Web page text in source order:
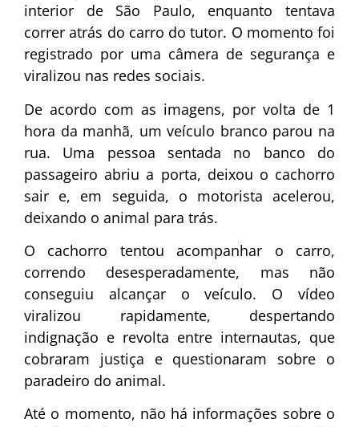
interior de São Paulo, enquanto tentava
correr atrás do carro do tutor. O momento foi
registrado por uma câmera de segurança e
viralizou nas redes sociais.
De acordo com as imagens, por volta de 1
hora da manhã, um veículo branco parou na
rua. Uma pessoa sentada no banco do
passageiro abriu a porta, deixou o cachorro
sair e, em seguida, o motorista acelerou,
deixando o animal para trás.
O cachorro tentou acompanhar o carro,
correndo desesperadamente, mas não
conseguiu alcançar o veículo. O vídeo
viralizou rapidamente, despertando
indignação e revolta entre internautas, que
cobraram justiça e questionaram sobre o
paradeiro do animal.
Até o momento, não há informações sobre o